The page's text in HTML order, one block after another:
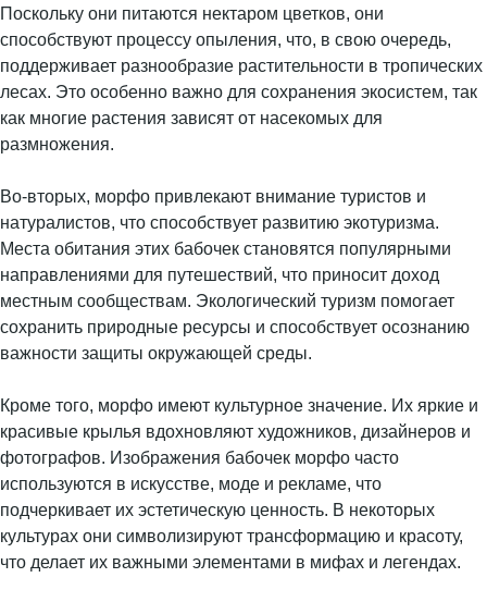
Поскольку они питаются нектаром цветков, они
способствуют процессу опыления, что, в свою очередь,
поддерживает разнообразие растительности в тропических
лесах. Это особенно важно для сохранения экосистем, так
как многие растения зависят от насекомых для
размножения.
Во-вторых, морфо привлекают внимание туристов и
натуралистов, что способствует развитию экотуризма.
Места обитания этих бабочек становятся популярными
направлениями для путешествий, что приносит доход
местным сообществам. Экологический туризм помогает
сохранить природные ресурсы и способствует осознанию
важности защиты окружающей среды.
Кроме того, морфо имеют культурное значение. Их яркие и
красивые крылья вдохновляют художников, дизайнеров и
фотографов. Изображения бабочек морфо часто
используются в искусстве, моде и рекламе, что
подчеркивает их эстетическую ценность. В некоторых
культурах они символизируют трансформацию и красоту,
что делает их важными элементами в мифах и легендах.